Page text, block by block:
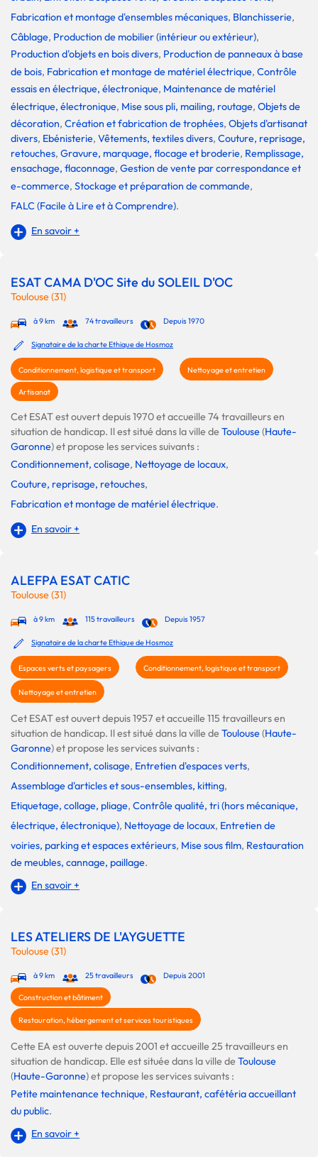
Fabrication et montage d'ensembles mécaniques, Blanchisserie,
Câblage, Production de mobilier (intérieur ou extérieur),
Production d'objets en bois divers, Production de panneaux à base
de bois, Fabrication et montage de matériel électrique, Contrôle
essais en électrique, électronique, Maintenance de matériel
électrique, électronique, Mise sous pli, mailing, routage, Objets de
décoration, Création et fabrication de trophées, Objets d'artisanat
divers, Ebénisterie, Vêtements, textiles divers, Couture, reprisage,
retouches, Gravure, marquage, flocage et broderie, Remplissage,
ensachage, flaconnage, Gestion de vente par correspondance et
e-commerce, Stockage et préparation de commande,
FALC (Facile à Lire et à Comprendre).
En savoir +
ESAT CAMA D'OC Site du SOLEIL D'OC
Toulouse (31)
à 9 km 74 travailleurs Depuis 1970
Signataire de la charte Ethique de Hosmoz
Conditionnement, logistique et transport Nettoyage et entretien
Artisanat
Cet ESAT est ouvert depuis 1970 et accueille 74 travailleurs en
situation de handicap. Il est situé dans la ville deToulouse(Haute-
Garonne) et propose les services suivants :
Conditionnement, colisage, Nettoyage de locaux,
Couture, reprisage, retouches,
Fabrication et montage de matériel électrique.
En savoir +
ALEFPA ESAT CATIC
Toulouse (31)
à 9 km 115 travailleurs Depuis 1957
Signataire de la charte Ethique de Hosmoz
Espaces verts et paysagers Conditionnement, logistique et transport
Nettoyage et entretien
Cet ESAT est ouvert depuis 1957 et accueille 115 travailleurs en
situation de handicap. Il est situé dans la ville deToulouse(Haute-
Garonne) et propose les services suivants :
Conditionnement, colisage, Entretien d'espaces verts,
Assemblage d'articles et sous-ensembles, kitting,
Etiquetage, collage, pliage, Contrôle qualité, tri (hors mécanique,
électrique, électronique), Nettoyage de locaux, Entretien de
voiries, parking et espaces extérieurs, Mise sous film, Restauration
de meubles, cannage, paillage.
En savoir +
LES ATELIERS DE L'AYGUETTE
Toulouse (31)
à 9 km 25 travailleurs Depuis 2001
Construction et bâtiment
Restauration, hébergement et services touristiques
Cette EA est ouverte depuis 2001 et accueille 25 travailleurs en
situation de handicap. Elle est située dans la ville deToulouse
(Haute-Garonne) et propose les services suivants :
Petite maintenance technique, Restaurant, cafétéria accueillant
du public.
En savoir +